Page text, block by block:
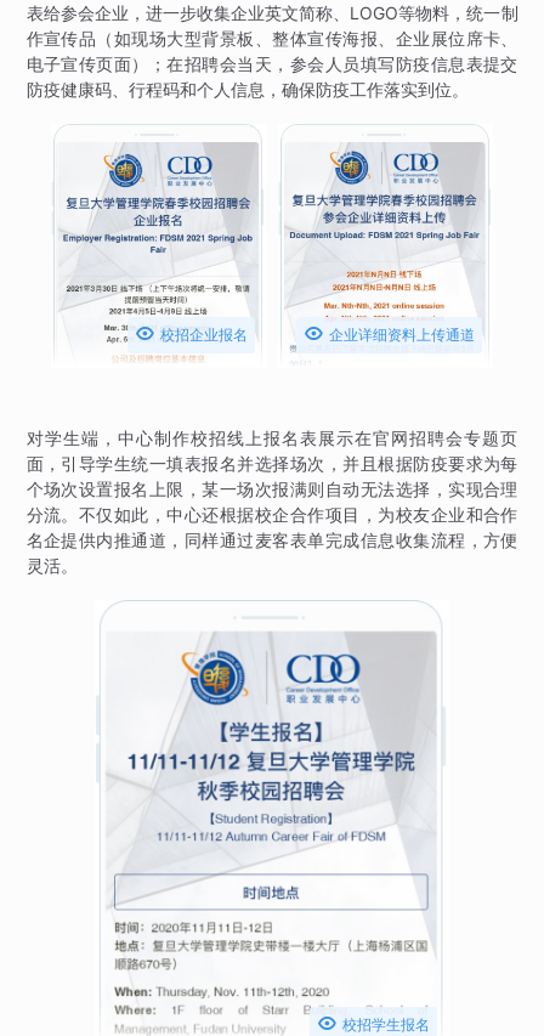
表给参会企业，进一步收集企业英文简称、LOGO等物料，统一制
作宣传品（如现场大型背景板、整体宣传海报、企业展位席卡、
电子宣传页面）；在招聘会当天，参会人员填写防疫信息表提交
防疫健康码、行程码和个人信息，确保防疫工作落实到位。
 校招企业报名  企业详细资料上传通道
对学生端，中心制作校招线上报名表展示在官网招聘会专题页
面，引导学生统一填表报名并选择场次，并且根据防疫要求为每
个场次设置报名上限，某一场次报满则自动无法选择，实现合理
分流。不仅如此，中心还根据校企合作项目，为校友企业和合作
名企提供内推通道，同样通过麦客表单完成信息收集流程，方便
灵活。
 校招学生报名